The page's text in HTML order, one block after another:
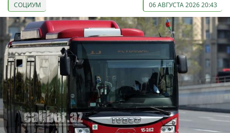
СОЦИУМ 06 АВГУСТА 2026 20:43